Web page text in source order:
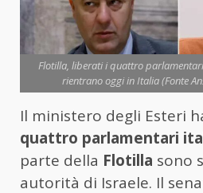
Flotilla, liberati i quattro
rientrano oggi in Italia (Fonte
Il ministero degli Esteri
quattro parlamentari
parte della Flotilla sono
autorità di Israele. Il